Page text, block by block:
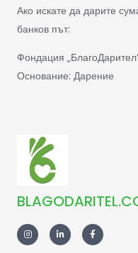
Ако искате да дарите
банков път:
Фондация
Основание: Дарение